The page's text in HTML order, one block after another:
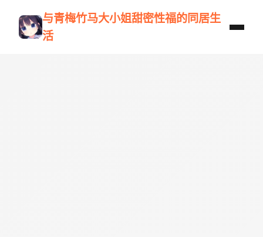
与青梅竹马大小姐甜密性福的同居生
活